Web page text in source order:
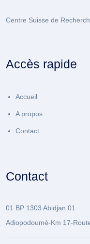
Centre Suisse de
Accès rapide
Accueil
A propos
Contact
Contact
01 BP 1303 Abidjan 01
Adiopodoumé-Km 17-